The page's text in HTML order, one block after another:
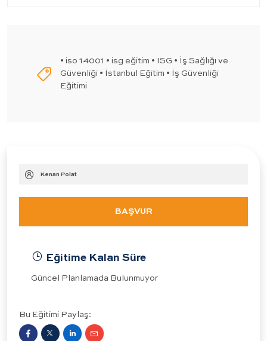
• iso 14001 • isg eğitim • ISG • İş Sağlığı ve
Güvenliği • İstanbul Eğitim • İş Güvenliği
Eğitimi
Kenan Polat
BAŞVUR
Eğitime Kalan Süre
Güncel Planlamada Bulunmuyor
Bu Eğitimi Paylaş: